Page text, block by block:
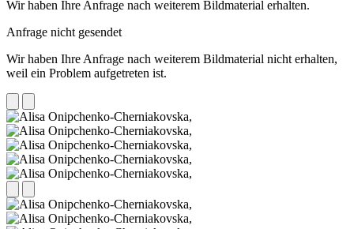
Wir haben Ihre Anfrage nach weiterem Bildmaterial erhalten.
Anfrage nicht gesendet
Wir haben Ihre Anfrage nach weiterem Bildmaterial nicht erhalten,
weil ein Problem aufgetreten ist.